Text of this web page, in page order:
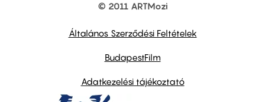
© 2011 ARTMozi
Általános Szerződési Feltételek
BudapestFilm
Adatkezelési tájékoztató